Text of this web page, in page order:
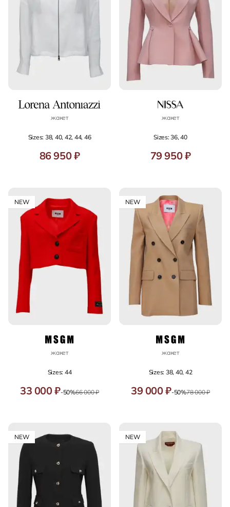
жакет
Sizes: 38, 40, 42, 44, 46
86 950 ₽
жакет
Sizes: 36, 40
79 950 ₽
NEW
жакет
Sizes: 44
33 000 ₽-50%66 000 ₽
NEW
жакет
Sizes: 38, 40, 42
39 000 ₽-50%78 000 ₽
NEW NEW